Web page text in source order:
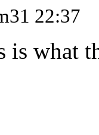
22:37
what